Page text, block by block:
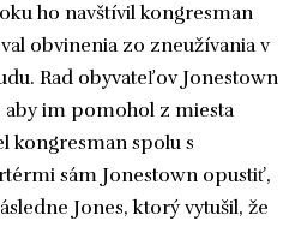
ho navštívil kongresman
obvinenia zo zneužívania v
Rad obyvateľov Jonestown
aby im pomohol z miesta
kongresman spolu s
sám Jonestown opustiť,
Jones, ktorý vytušil, že